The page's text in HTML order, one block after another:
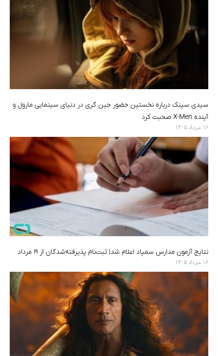
سیدی سینک درباره نخستین حضور جین گری در دنیای سینمایی مارول و
آینده X-Men صحبت کرد
۱۶ مرداد ۱۴۰۵
نتایج آزمون مدارس سمپاد اعلام شد| ثبت‌نام پذیرفته‌شدگان از ۱۹ مرداد
۱۶ مرداد ۱۴۰۵